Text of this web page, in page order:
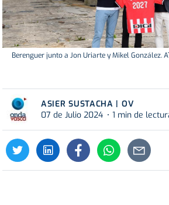
Berenguer junto a Jon Uriarte y Mikel González.
ASIER SUSTACHA | OV
07 de Julio 2024
1 min de